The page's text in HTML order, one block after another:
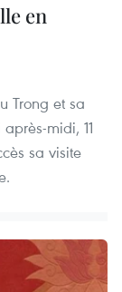
en
Trong et sa
midi, 11
sa visite